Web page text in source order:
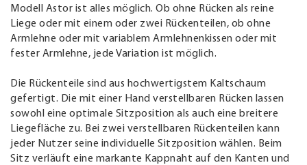
Modell Astor ist alles möglich. Ob ohne Rücken als reine
Liege oder mit einem oder zwei Rückenteilen, ob ohne
Armlehne oder mit variablem Armlehnenkissen oder mit
fester Armlehne, jede Variation ist möglich.
Die Rückenteile sind aus hochwertigstem Kaltschaum
gefertigt. Die mit einer Hand verstellbaren Rücken lassen
sowohl eine optimale Sitzposition als auch eine breitere
Liegefläche zu. Bei zwei verstellbaren Rückenteilen kann
jeder Nutzer seine individuelle Sitzposition wählen. Beim
Sitz verläuft eine markante Kappnaht auf den Kanten und